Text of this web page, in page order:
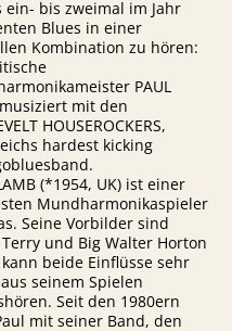
ein- bis zweimal im Jahr
Blues in einer
Kombination zu hören:
PAUL
mit den
HOUSEROCKERS,
hardest kicking
(*1954, UK) ist einer
Mundharmonikaspieler
Seine Vorbilder sind
und Big Walter Horton
beide Einflüsse sehr
seinem Spielen
Seit den 1980ern
mit seiner Band, den